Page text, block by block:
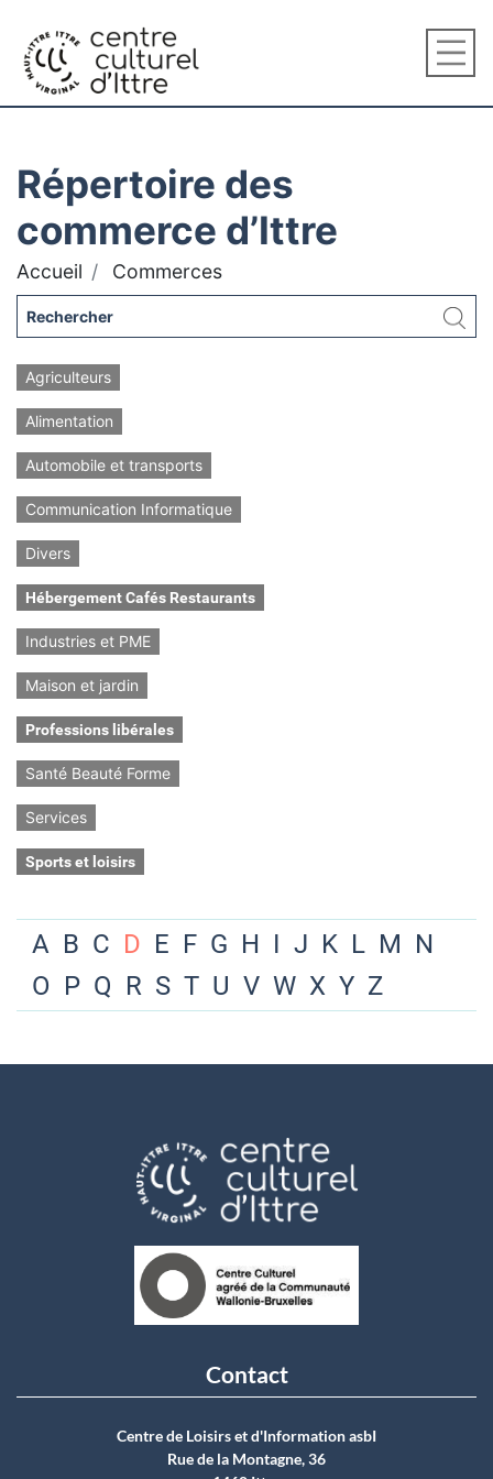
Répertoire des
commerce d’Ittre
Accueil Commerces
Agriculteurs
Alimentation
Automobile et transports
Communication Informatique
Divers
Hébergement Cafés Restaurants
Industries et PME
Maison et jardin
Professions libérales
Santé Beauté Forme
Services
Sports et loisirs
A B C D E F G H I J K L M N
O P Q R S T U V W X Y Z
Contact
Centre de Loisirs et d'Information asbI
Rue de la Montagne, 36